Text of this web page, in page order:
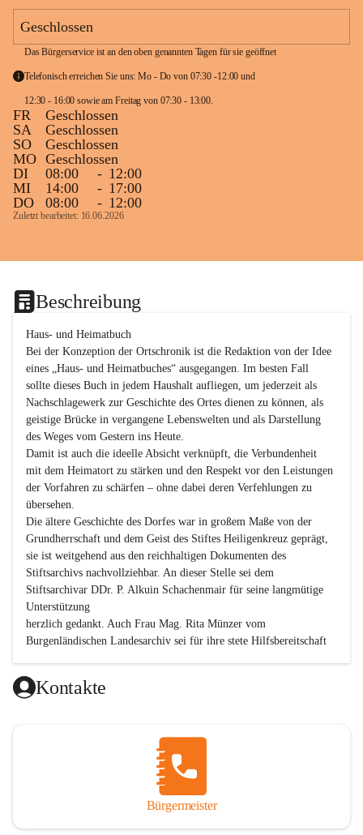
Geschlossen
Das Bürgerservice ist an den oben genannten Tagen für sie geöffnet
Telefonisch erreichen Sie uns: Mo - Do von 07:30 -12:00 und
FR
Geschlossen
SA
Geschlossen
SO
Geschlossen
MO Geschlossen
DI
08:00 - 12:00
MI
14:00 - 17:00
DO
08:00 - 12:00
Zuletzt bearbeitet: 16.06.2026
Beschreibung
Haus- und Heimatbuch
Bei der Konzeption der Ortschronik ist die Redaktion von der Idee
eines „Haus- und Heimatbuches“ ausgegangen. Im besten Fall
sollte dieses Buch in jedem Haushalt aufliegen, um jederzeit als
Nachschlagewerk zur Geschichte des Ortes dienen zu können, als
geistige Brücke in vergangene Lebenswelten und als Darstellung
des Weges vom Gestern ins Heute.
Damit ist auch die ideelle Absicht verknüpft, die Verbundenheit
mit dem Heimatort zu stärken und den Respekt vor den Leistungen
der Vorfahren zu schärfen – ohne dabei deren Verfehlungen zu
übersehen.
Die ältere Geschichte des Dorfes war in großem Maße von der
Grundherrschaft und dem Geist des Stiftes Heiligenkreuz geprägt,
sie ist weitgehend aus den reichhaltigen Dokumenten des
Stiftsarchivs nachvollziehbar. An dieser Stelle sei dem
Stiftsarchivar DDr. P. Alkuin Schachenmair für seine langmütige
Unterstützung
herzlich gedankt. Auch Frau Mag. Rita Münzer vom
Burgenländischen Landesarchiv sei für ihre stete Hilfsbereitschaft
Dank gilt den Textautoren dieser Chronik, dem kleinen
Redaktionsteam, für die gute Zusammenarbeit.
gedankt werden, die durch ihre Erinnerungen, Informationen und
durch das Überlassen von Fotos und Dokumenten zum Gesamtbild
dieses Buches wesentlich beigetragen haben.
Der Zeitdruck war enorm, um das Werk auch zeitgerecht für das
Jubiläumsjahr abschließen zu können. Daher mag um Nachsicht
Kontakte
Bürgermeister